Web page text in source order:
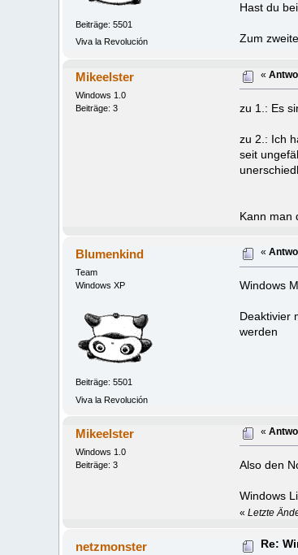
Beiträge: 5501
Viva la Revolución
Hast du
Zum
Mikeelster
Windows 1.0
Beiträge: 3
«
zu 1.: Es
zu 2.: Ich
seit
Kann man
Blumenkind
Team
Windows XP
Beiträge: 5501
Viva la Revolución
«
Windows
Deaktivier
werden
Mikeelster
Windows 1.0
Beiträge: 3
«
Also den
Windows
« Letzte
netzmonster Re: